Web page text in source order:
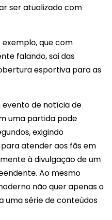
ser atualizado com
que com
falando, sai das
esportiva para as
evento de notícia de
uma partida pode
exigindo
atender aos fãs em
à divulgação de um
Ao mesmo
não quer apenas o
uma série de conteúdos